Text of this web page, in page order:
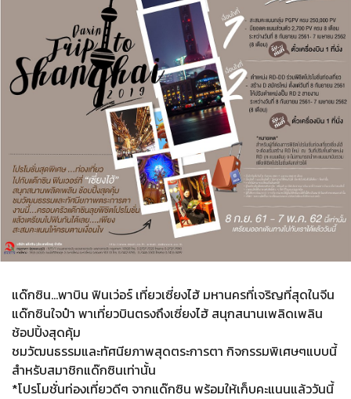
แด๊กซิน...พาบิน ฟินเว่อร์ เที่ยวเซี่ยงไฮ้ มหานครที่เจริญที่สุดในจีน
แด๊กซินใจป๋า พาเที่ยวบินตรงถึงเซี่ยงไฮ้ สนุกสนานเพลิดเพลิน
ช้อปปิ้งสุดคุ้ม
ชมวัฒนธรรมและทัศนียภาพสุดตระการตา กิจกรรมพิเศษๆแบบนี้
สำหรับสมาชิกแด๊กซินเท่านั้น
*โปรโมชั่นท่องเที่ยวดีๆ จากแด๊กซิน พร้อมให้เก็บคะแนนแล้ววันนี้